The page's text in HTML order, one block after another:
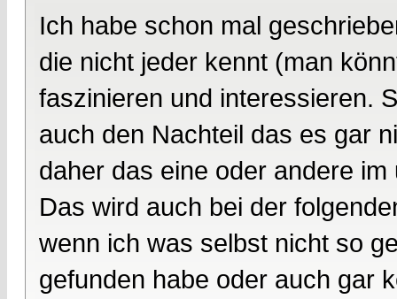
Ich habe schon mal
die nicht jeder kennt (man
faszinieren und interessieren.
auch den Nachteil das es gar
daher das eine oder andere im
Das wird auch bei der
wenn ich was selbst nicht so
gefunden habe oder auch gar